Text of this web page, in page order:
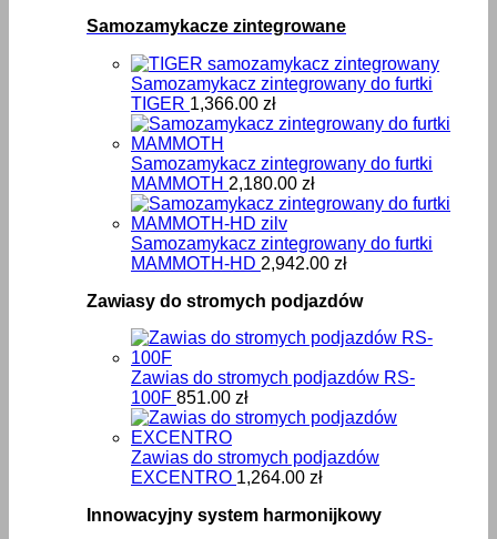
Samozamykacze zintegrowane
Samozamykacz zintegrowany do furtki
TIGER 1,366.00 zł
Samozamykacz zintegrowany do furtki
MAMMOTH 2,180.00 zł
Samozamykacz zintegrowany do furtki
MAMMOTH-HD 2,942.00 zł
Zawiasy do stromych podjazdów
Zawias do stromych podjazdów RS-
100F 851.00 zł
Zawias do stromych podjazdów
EXCENTRO 1,264.00 zł
Innowacyjny system harmonijkowy